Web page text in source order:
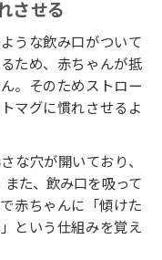
させる
うな飲み口がついて
ため、赤ちゃんが抵
。そのためストロー
マグに慣れさせるよ
な穴が開いており、
た、飲み口を吸って
赤ちゃんに「傾けた
という仕組みを覚え